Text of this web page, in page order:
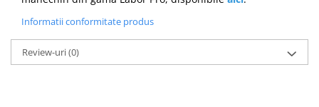
Informatii conformitate produs
Review-uri(0)